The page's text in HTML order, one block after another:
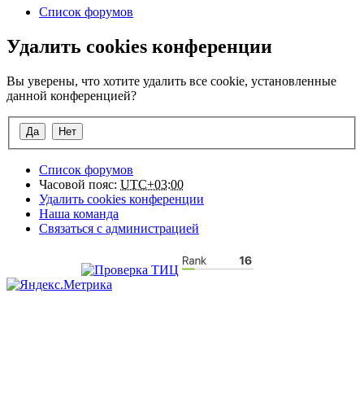
Список форумов
Удалить cookies конференции
Вы уверены, что хотите удалить все cookie, установленные
данной конференцией?
Список форумов
Часовой пояс: UTC+03:00
Удалить cookies конференции
Наша команда
Связаться с администрацией